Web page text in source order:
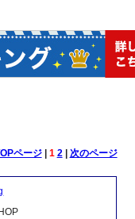
ページ| 1 2| 次のページ